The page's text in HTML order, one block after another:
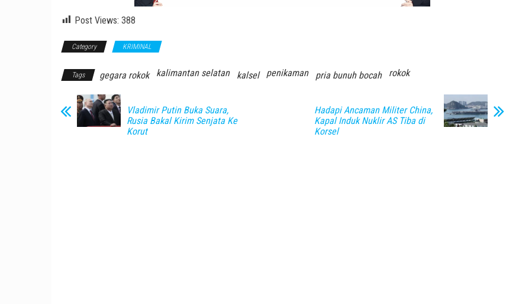
Post Views: 388
Category KRIMINAL
Tags gegara rokok kalimantan selatan kalsel penikaman pria bunuh bocah rokok
Vladimir Putin Buka Suara,
Rusia Bakal Kirim Senjata Ke
Korut
Hadapi Ancaman Militer China,
Kapal Induk Nuklir AS Tiba di
Korsel